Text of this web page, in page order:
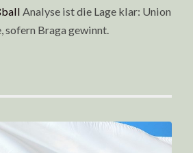
Analyse ist die Lage klar: Union
sofern Braga gewinnt.